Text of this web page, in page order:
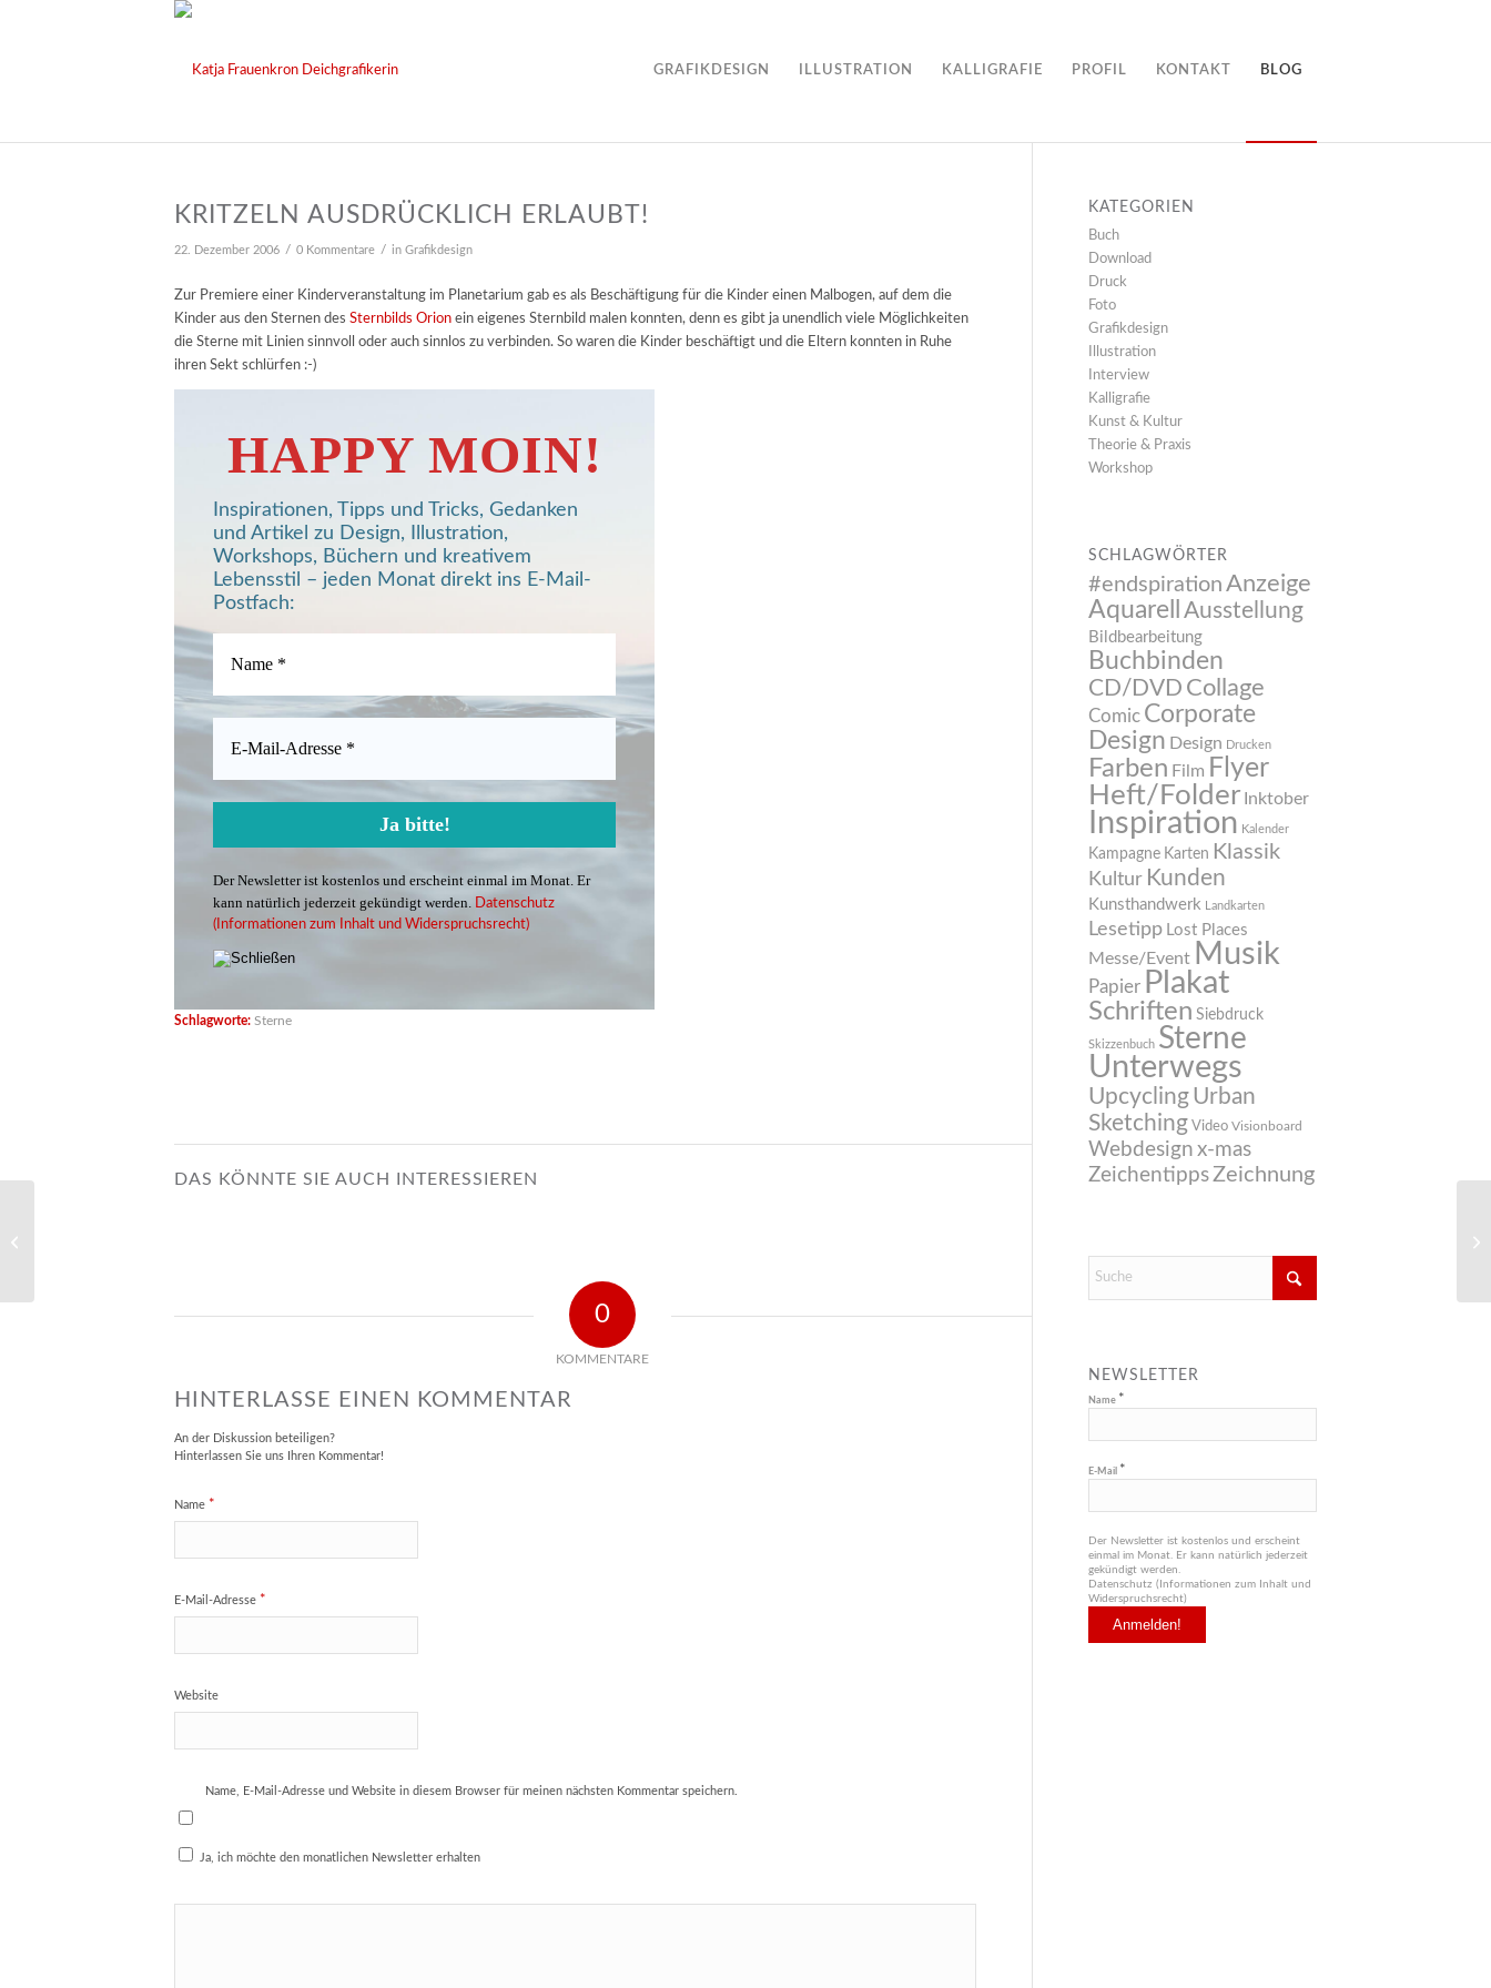
GRAFIKDESIGN ILLUSTRATION KALLIGRAFIE PROFIL KONTAKT BLOG
KRITZELN AUSDRÜCKLICH ERLAUBT!
22. Dezember 2006 / 0 Kommentare / in Grafikdesign
Zur Premiere einer Kinderveranstaltung im Planetarium gab es als Beschäftigung für die Kinder einen Malbogen, auf dem die
Kinder aus den Sternen des Sternbilds Orion ein eigenes Sternbild malen konnten, denn es gibt ja unendlich viele Möglichkeiten
die Sterne mit Linien sinnvoll oder auch sinnlos zu verbinden. So waren die Kinder beschäftigt und die Eltern konnten in Ruhe
ihren Sekt schlürfen :-)
HAPPY MOIN!
Inspirationen, Tipps und Tricks, Gedanken
und Artikel zu Design, Illustration,
Workshops, Büchern und kreativem
Lebensstil – jeden Monat direkt ins E-Mail-
Postfach:
Der Newsletter ist kostenlos und erscheint einmal im Monat. Er
kann natürlich jederzeit gekündigt werden.
Datenschutz
(Informationen zum Inhalt und Widerspruchsrecht)
Schlagworte: Sterne
DAS KÖNNTE SIE AUCH INTERESSIEREN
0
KOMMENTARE
HINTERLASSE EINEN KOMMENTAR
An der Diskussion beteiligen?
Hinterlassen Sie uns Ihren Kommentar!
Name *
E-Mail-Adresse *
Website
Name, E-Mail-Adresse und Website in diesem Browser für meinen nächsten Kommentar speichern.
Ja, ich möchte den monatlichen Newsletter erhalten
KATEGORIEN
Buch
Download
Druck
Foto
Grafikdesign
Illustration
Interview
Kalligrafie
Kunst & Kultur
Theorie & Praxis
Workshop
SCHLAGWÖRTER
#endspiration Anzeige
Aquarell
Ausstellung
Bildbearbeitung
Buchbinden
CD/DVD Collage
Comic Corporate
Design Design Drucken
Farben Film Flyer
Heft/Folder Inktober
Inspiration Kalender
Kampagne Karten Klassik
Kultur Kunden
Kunsthandwerk Landkarten
Lesetipp Lost Places
Messe/Event Musik
Papier Plakat
Schriften Siebdruck
Skizzenbuch Sterne
Unterwegs
Upcycling Urban
Sketching Video Visionboard
Webdesign x-mas
ZeichentippsZeichnung
NEWSLETTER
Name *
E-Mail *
Der Newsletter ist kostenlos und erscheint
einmal im Monat. Er kann natürlich jederzeit
gekündigt werden.
Datenschutz (Informationen zum Inhalt und
Widerspruchsrecht)